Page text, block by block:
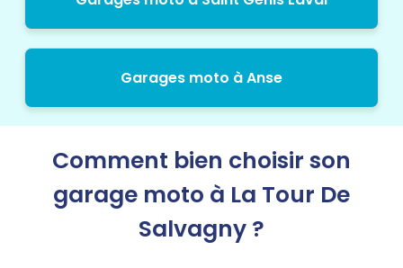
Garages moto à Anse
Comment bien choisir son
garage moto à La Tour De
Salvagny ?